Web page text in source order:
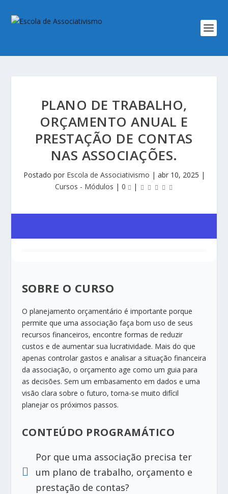
PLANO DE TRABALHO,
ORÇAMENTO ANUAL E
PRESTAÇÃO DE CONTAS
NAS ASSOCIAÇÕES.
Postado por Escola de Associativismo | abr 10, 2025 |
Cursos - Módulos | 0 |
SOBRE O CURSO
O planejamento orçamentário é importante porque
permite que uma associação faça bom uso de seus
recursos financeiros, encontre formas de reduzir
custos e de aumentar sua lucratividade.​ Mais do que
apenas controlar gastos e analisar a situação financeira
da associação, o orçamento age como um guia para
as decisões. Sem um embasamento em dados e uma
visão clara sobre o futuro, torna-se muito difícil
planejar os próximos passos.​
CONTEÚDO PROGRAMÁTICO

Por que uma associação precisa ter
um plano de trabalho, orçamento e
prestação de contas?